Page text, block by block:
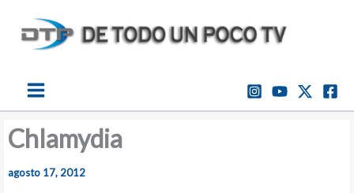
contenido
Chlamydia
agosto 17, 2012